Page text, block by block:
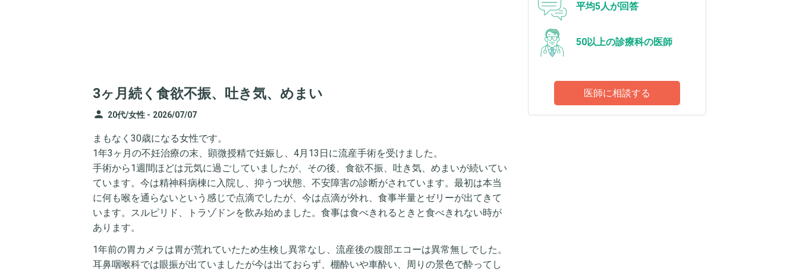
3ヶ月続く食欲不振、吐き気、めまい
person 20代/女性 - 2026/07/07
まもなく30歳になる女性です。
1年3ヶ月の不妊治療の末、顕微授精で妊娠し、4月13日に流産手術を受けました。
手術から1週間ほどは元気に過ごしていましたが、その後、食欲不振、吐き気、めまいが続いてい
ています。今は精神科病棟に入院し、抑うつ状態、不安障害の診断がされています。最初は本当
に何も喉を通らないという感じで点滴でしたが、今は点滴が外れ、食事半量とゼリーが出てきて
います。スルピリド、トラゾドンを飲み始めました。食事は食べきれるときと食べきれない時が
あります。
1年前の胃カメラは胃が荒れていたため生検し異常なし、流産後の腹部エコーは異常無しでした。
耳鼻咽喉科では眼振が出ていましたが今は出ておらず、棚酔いや車酔い、周りの景色で酔ってし
平均5人が回答
50以上の診療科の医師
医師に相談する